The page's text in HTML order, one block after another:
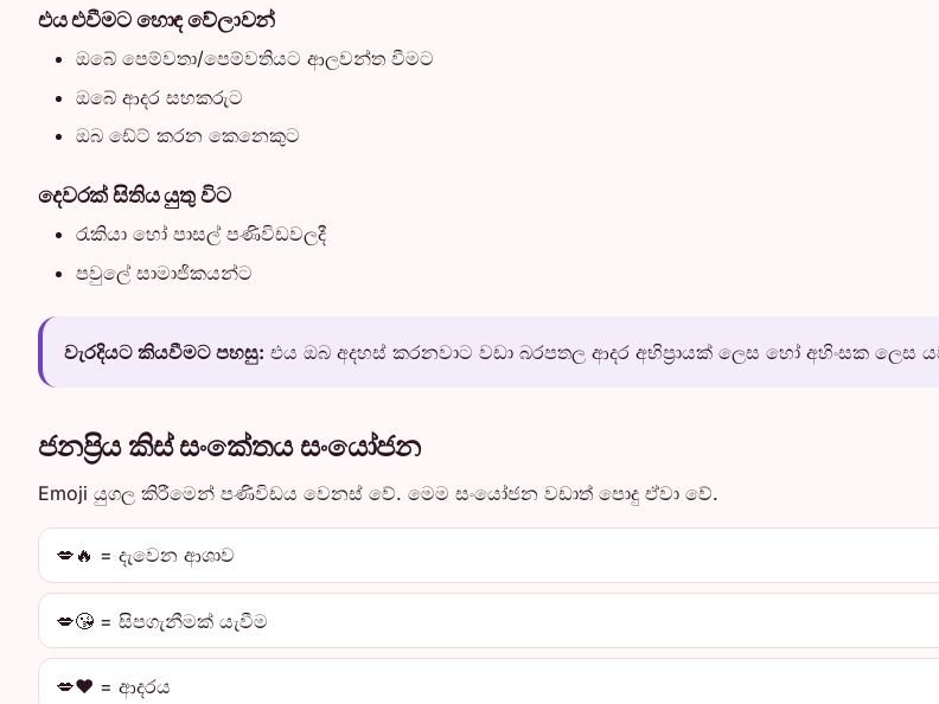
එය එවීමට හොඳ වේලාවන්
ඔබේ පෙම්වතා/පෙම්වතියට ආලවන්ත වීමට
ඔබේ ආදර සහකරුට
ඔබ ඩේට් කරන කෙනෙකුට
දෙවරක් සිතිය යුතු විට
රැකියා හෝ පාසල් පණිවිඩවලදී
පවුලේ සාමාජිකයන්ට
වැරදියට කියවීමට පහසු: එය ඔබ අදහස් කරනවාට වඩා බරපතල ආදර අභිප්‍රායක් ලෙස හෝ අහිංසක
ජනප්‍රිය කිස් සංකේතය සංයෝජන
Emoji යුගල කිරීමෙන් පණිවිඩය වෙනස් වේ. මෙම සංයෝජන වඩාත් පොදු ඒවා වේ.
💋🔥 = දැවෙන ආශාව
💋😘 = සිපගැනීමක් යැවීම
💋❤️ = ආදරය